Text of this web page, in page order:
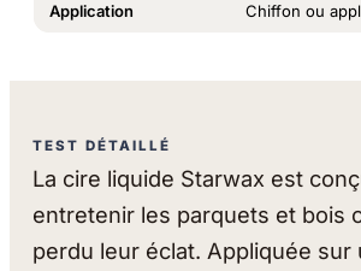
Application Chiffon ou
TEST DÉTAILLÉ
La cire liquide Starwax est
entretenir les parquets et bois
perdu leur éclat. Appliquée sur